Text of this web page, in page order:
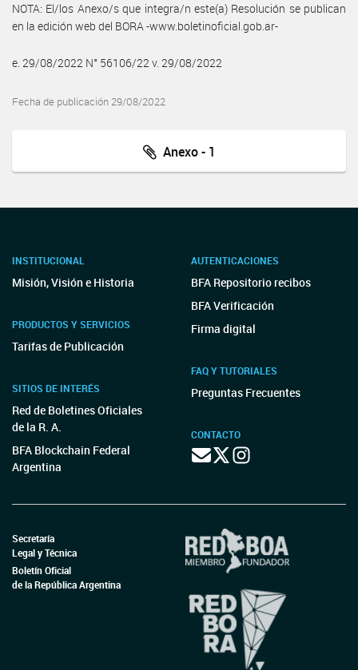
NOTA: El/los Anexo/s que integra/n este(a) Resolución se publican
en la edición web del BORA -www.boletinoficial.gob.ar-
e. 29/08/2022 N° 56106/22 v. 29/08/2022
Fecha de publicación 29/08/2022
Anexo - 1
INSTITUCIONAL
Misión, Visión e Historia
PRODUCTOS Y SERVICIOS
Tarifas de Publicación
SITIOS DE INTERÉS
Red de Boletines Oficiales
de la R. A.
BFA Blockchain Federal
Argentina
AUTENTICACIONES
BFA Repositorio recibos
BFA Verificación
Firma digital
FAQ Y TUTORIALES
Preguntas Frecuentes
CONTACTO
Secretaría
Legal y Técnica
Boletín Oficial
de la República Argentina